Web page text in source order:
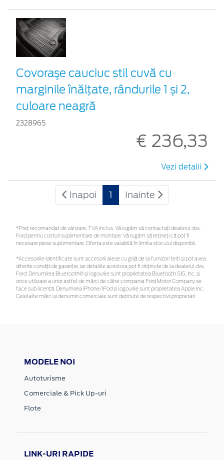
Covoraşe cauciuc stil cuvă cu
marginile înălțate, rândurile 1 și 2,
culoare neagră
2328965
€ 236,33
Vezi detalii
Inapoi 1 Inainte
*Preţ recomandat de vânzare, TVA inclus. Vă rugăm să contactaţi dealerul dvs.
Ford pentru costuri suplimentare de montare. Vă rugăm să rețineți că pot fi
necesare piese suplimentare. Oferta este valabilă în limita stocului disponibil.
*Accesoriile identificate sunt accesorii alese cu grijă de la furnizori terți și pot avea
diferite condiții de garanție, iar detaliile acestora pot fi obținute de la dealerul dvs.
Ford. Denumirea Bluetooth® și logourile sunt proprietatea Bluetooth SIG, Inc. și
orice utilizare a unor astfel de mărci de către compania Ford Motor Company se
face sub licență. Denumirea iPhone/iPod și logourile sunt proprietatea Apple Inc.
Celelalte mărci și denumiri comerciale sunt deținute de respectivii proprietari
MODELE NOI
Autoturisme
Comerciale & Pick Up-uri
Flote
LINK-URI RAPIDE